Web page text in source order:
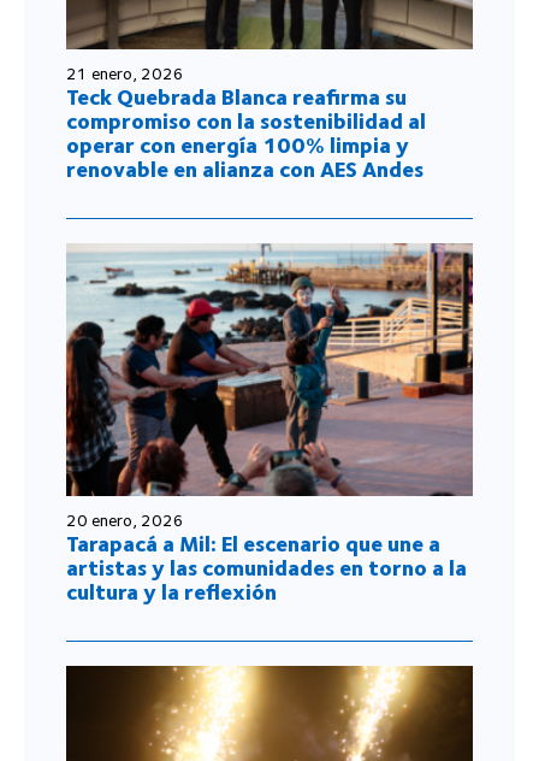
21 enero, 2026
Teck Quebrada Blanca reafirma su
compromiso con la sostenibilidad al
operar con energía 100% limpia y
renovable en alianza con AES Andes
20 enero, 2026
Tarapacá a Mil: El escenario que une a
artistas y las comunidades en torno a la
cultura y la reflexión